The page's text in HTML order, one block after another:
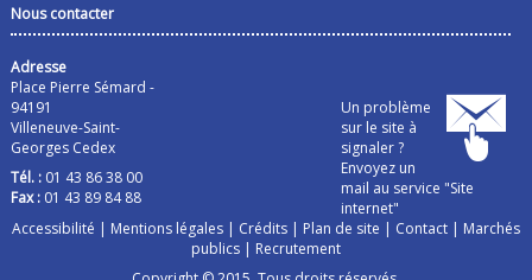
Nous contacter
Adresse
Place Pierre Sémard -
94191
Villeneuve-Saint-
Georges Cedex
Tél. :01 43 86 38 00
Fax :01 43 89 84 88
Un problème
sur le site à
signaler ?
Envoyez un
mail au service "Site
internet"
Accessibilité | Mentions légales | Crédits | Plan de site | Contact | Marchés
publics | Recrutement